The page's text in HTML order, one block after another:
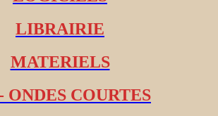
LIBRAIRIE
MATERIELS
ONDES COURTES